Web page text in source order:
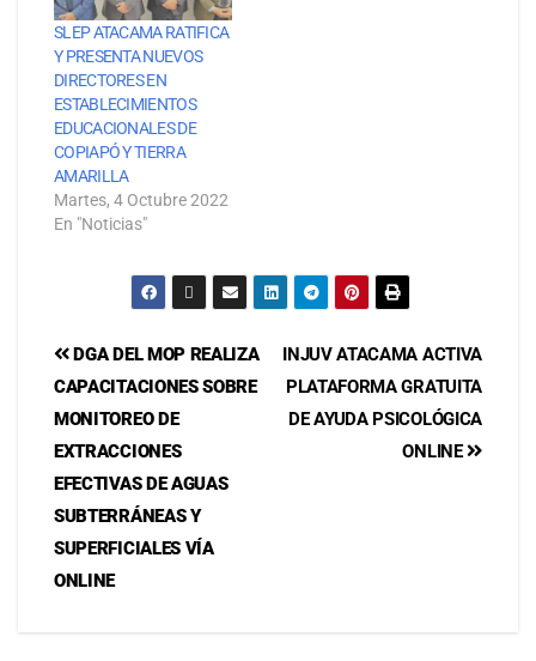
SLEP ATACAMA RATIFICA
Y PRESENTA NUEVOS
DIRECTORES EN
ESTABLECIMIENTOS
EDUCACIONALES DE
COPIAPÓ Y TIERRA
AMARILLA
Martes, 4 Octubre 2022
En "Noticias"
INJUV ATACAMA ACTIVA
PLATAFORMA GRATUITA
DE AYUDA PSICOLÓGICA
ONLINE
DGA DEL MOP REALIZA
CAPACITACIONES SOBRE
MONITOREO DE
EXTRACCIONES
EFECTIVAS DE AGUAS
SUBTERRÁNEAS Y
SUPERFICIALES VÍA
ONLINE